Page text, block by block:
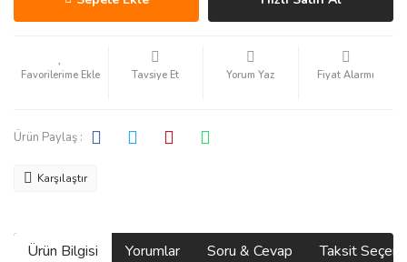
Tavsiye Et Yorum Yaz Fiyat Alarmı
Ürün Paylaş :
Karşılaştır
Ürün Bilgisi Yorumlar Soru & Cevap Taksit